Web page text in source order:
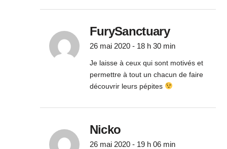
FurySanctuary
26 mai 2020 - 18 h 30 min
Je laisse à ceux qui sont motivés et
permettre à tout un chacun de faire
découvrir leurs pépites
Nicko
26 mai 2020 - 19 h 06 min